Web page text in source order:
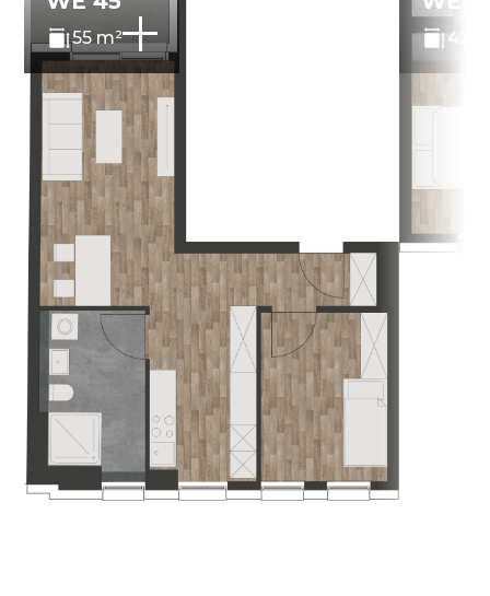
55 m² 42